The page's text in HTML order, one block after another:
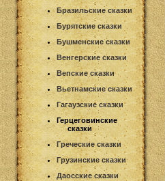
Бразильские сказки
Бурятские сказки
Бушменские сказки
Венгерские сказки
Вепские сказки
Вьетнамские сказки
Гагаузские сказки
Герцеговинские
сказки
Греческие сказки
Грузинские сказки
Даосские сказки